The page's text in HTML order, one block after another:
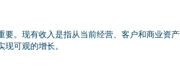
。现有收入是指从当前经营、客户和商业资
可观的增长。